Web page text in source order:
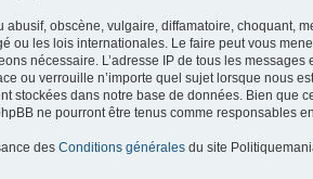
obscène, vulgaire, diffamatoire, choquant,
ou les lois internationales. Le faire peut vous
nécessaire. L’adresse IP de tous les
ou verrouille n’importe quel sujet lorsque nous
stockées dans notre base de données. Bien que
ne pourront être tenus comme responsables
des Conditions générales du site